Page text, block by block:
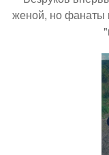
женой, но фанаты